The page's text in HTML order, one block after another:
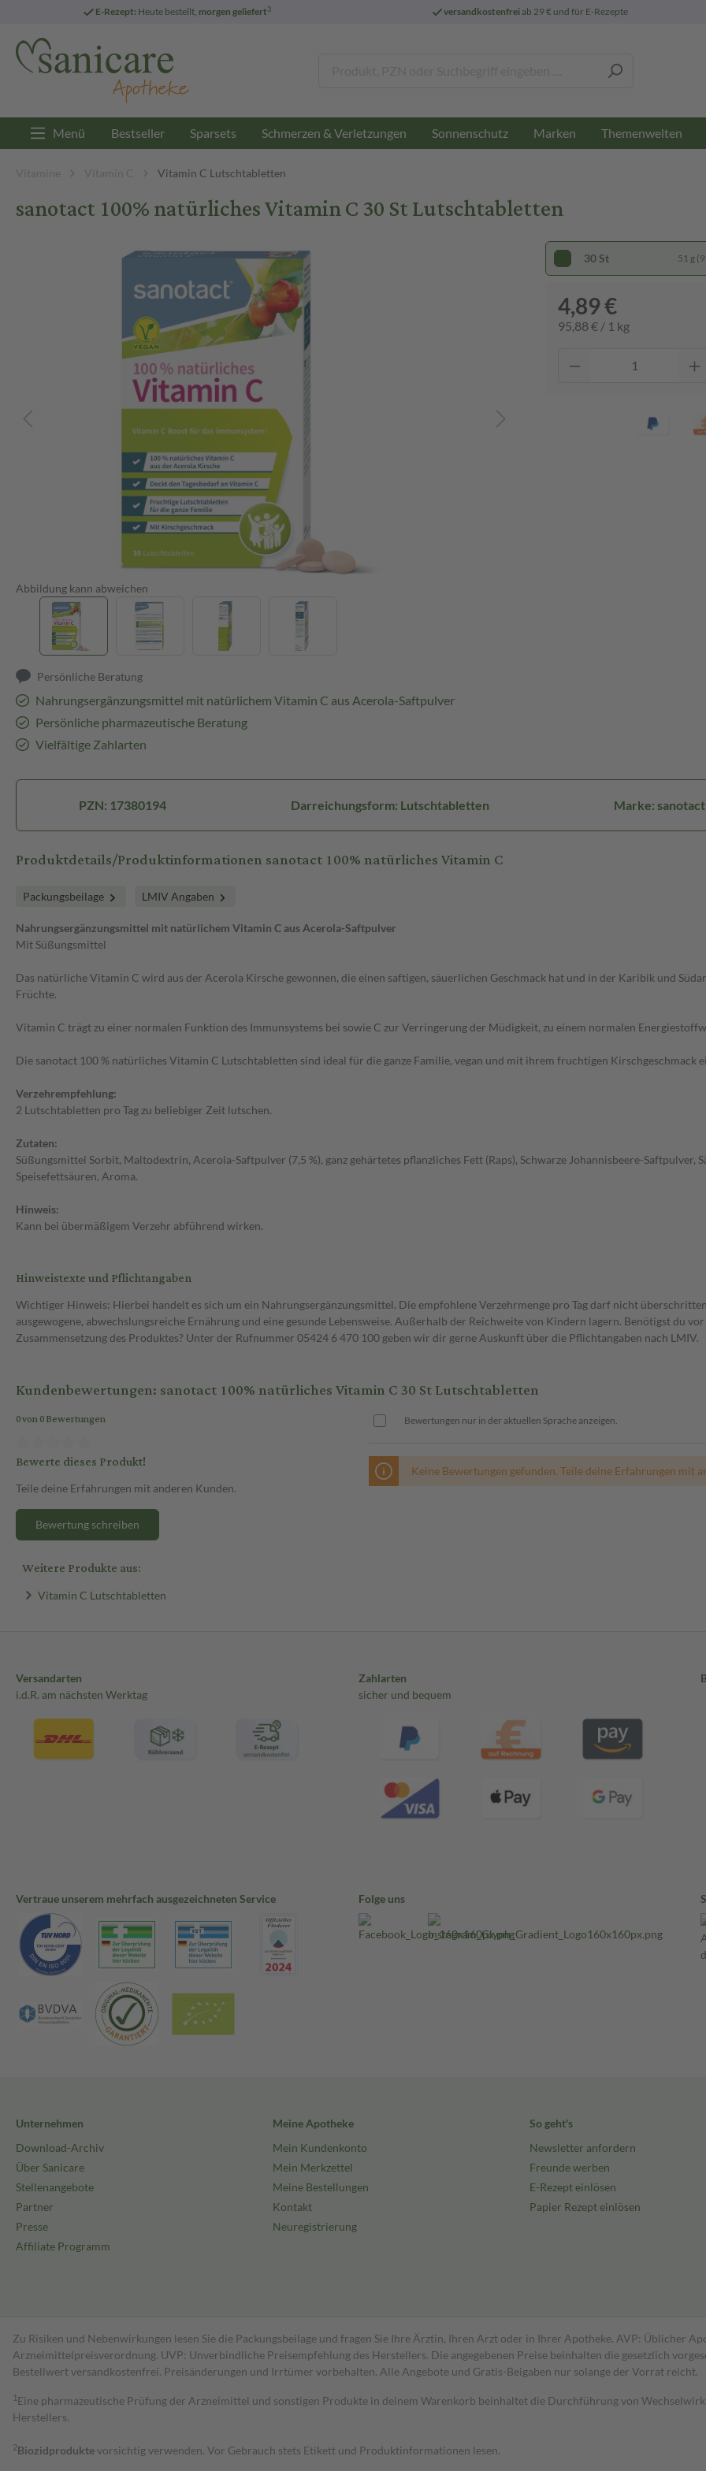
E-Rezept: Heute bestellt, morgen geliefert3 versandkostenfreiab 29 € und für E-Rezepte
Menü Bestseller Sparsets Schmerzen & Verletzungen Sonnenschutz Marken Themenwelten
Vitamine Vitamin C Vitamin C Lutschtabletten
sanotact 100% natürliches Vitamin C 30 St Lutschtabletten
Abbildung kann abweichen
Persönliche Beratung
Nahrungsergänzungsmittel mit natürlichem Vitamin C aus Acerola-Saftpulver
Persönliche pharmazeutische Beratung
Vielfältige Zahlarten
30 St 51 g
4,89 €
95,88 € / 1 kg
PZN: 17380194 Darreichungsform: Lutschtabletten Marke: sanotact
Produktdetails/Produktinformationen sanotact 100% natürliches Vitamin C
Packungsbeilage LMIV Angaben
Nahrungsergänzungsmittel mit natürlichem Vitamin C aus Acerola-Saftpulver
Mit Süßungsmittel
Das natürliche Vitamin C wird aus der Acerola Kirsche gewonnen, die einen saftigen, säuerlichen Geschmack hat und in der Karibik und
Früchte.
Vitamin C trägt zu einer normalen Funktion des Immunsystems bei sowie C zur Verringerung der Müdigkeit, zu einem normalen
Die sanotact 100 % natürliches Vitamin C Lutschtabletten sind ideal für die ganze Familie, vegan und mit ihrem fruchtigen Kirschgeschmack
Verzehrempfehlung:
2 Lutschtabletten pro Tag zu beliebiger Zeit lutschen.
Zutaten:
Süßungsmittel Sorbit, Maltodextrin, Acerola-Saftpulver (7,5 %), ganz gehärtetes pflanzliches Fett (Raps), Schwarze Johannisbeere-
Speisefettsäuren, Aroma.
Hinweis:
Kann bei übermäßigem Verzehr abführend wirken.
Hinweistexte und Pflichtangaben
Wichtiger Hinweis: Hierbei handelt es sich um ein Nahrungsergänzungsmittel. Die empfohlene Verzehrmenge pro Tag darf nicht
ausgewogene, abwechslungsreiche Ernährung und eine gesunde Lebensweise. Außerhalb der Reichweite von Kindern lagern. Benötigst du
Zusammensetzung des Produktes? Unter der Rufnummer 05424 6 470 100 geben wir dir gerne Auskunft über die Pflichtangaben nach LMIV.
Kundenbewertungen: sanotact 100% natürliches Vitamin C 30 St Lutschtabletten
0 von 0 Bewertungen
Bewerte dieses Produkt!
Teile deine Erfahrungen mit anderen Kunden.
Bewertung schreiben
Bewertungen nur in der aktuellen Sprache anzeigen.
Keine Bewertungen gefunden. Teile deine Erfahrungen mit
Weitere Produkte aus:
Vitamin C Lutschtabletten
Versandarten
i.d.R. am nächsten Werktag
Zahlarten
sicher und bequem
Vertraue unserem mehrfach ausgezeichneten Service Folge uns
Unternehmen
Download-Archiv
Über Sanicare
Stellenangebote
Partner
Presse
Affiliate Programm
Meine Apotheke
Mein Kundenkonto
Mein Merkzettel
Meine Bestellungen
Kontakt
Neuregistrierung
So geht's
Newsletter anfordern
Freunde werben
E-Rezept einlösen
Papier Rezept einlösen
Zu Risiken und Nebenwirkungen lesen Sie die Packungsbeilage und fragen Sie Ihre Ärztin, Ihren Arzt oder in Ihrer Apotheke. AVP: Üblicher
Arzneimittelpreisverordnung. UVP: Unverbindliche Preisempfehlung des Herstellers. Die angegebenen Preise beinhalten die gesetzlich
Bestell­wert versand­kosten­frei. Preisänderungen und Irrtümer vorbehalten. Alle Angebote und Gratis-Beigaben nur solange der Vorrat reicht.
1 Eine pharmazeutische Prüfung der Arzneimittel und sonstigen Produkte in deinem Warenkorb beinhaltet die Durchführung von
Herstellers.
2Biozidproduktevorsichtig verwenden. Vor Gebrauch stets Etikett und Produktinformationen lesen.